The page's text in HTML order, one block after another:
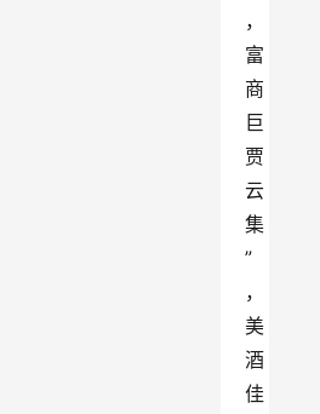
，
富
商
巨
贾
云
集
”
，
美
酒
佳